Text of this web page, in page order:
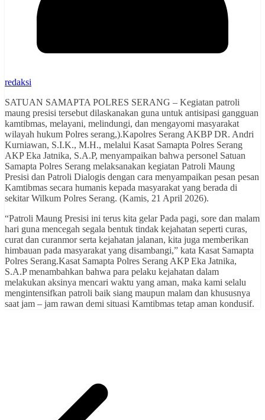
redaksi
SATUAN SAMAPTA POLRES SERANG – Kegiatan patroli
maung presisi tersebut dilaskanakan guna untuk antisipasi gangguan
kamtibmas, melayani, melindungi, dan mengayomi masyarakat
wilayah hukum Polres serang,).Kapolres Serang AKBP DR. Andri
Kurniawan, S.I.K., M.H., melalui Kasat Samapta Polres Serang
AKP Eka Jatnika, S.A.P, menyampaikan bahwa personel Satuan
Samapta Polres Serang melaksanakan kegiatan Patroli Maung
Presisi dan Patroli Dialogis dengan cara menyampaikan pesan pesan
Kamtibmas secara humanis kepada masyarakat yang berada di
sekitar Wilkum Polres Serang. (Kamis, 21 April 2026).
“Patroli Maung Presisi ini terus kita gelar Pada pagi, sore dan malam
hari guna mencegah segala bentuk tindak kejahatan seperti curas,
curat dan curanmor serta kejahatan jalanan, kita juga memberikan
himbauan pada masyarakat yang disambangi,” kata Kasat Samapta
Polres Serang.Kasat Samapta Polres Serang AKP Eka Jatnika,
S.A.P menambahkan bahwa para pelaku kejahatan dalam
melakukan aksinya mencari waktu yang aman, maka kami selalu
mengintensifkan patroli baik siang maupun malam dan khususnya
saat jam – jam rawan demi situasi Kamtibmas tetap aman kondusif.